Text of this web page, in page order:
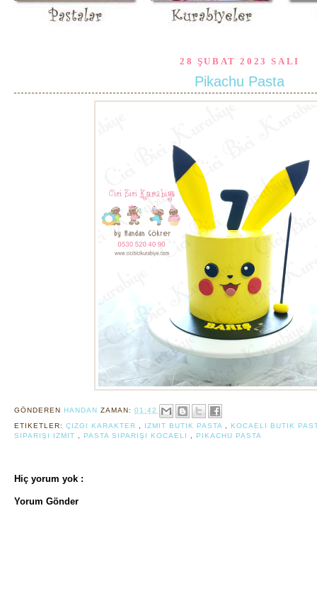
28 ŞUBAT 2023 SALI
Pikachu Pasta
GÖNDEREN HANDAN ZAMAN: 01:42
ETIKETLER: ÇIZGI KARAKTER IZMIT BUTIK PASTA
KOCAELI BUTIK
SIPARIŞI IZMIT
PASTA SIPARIŞI KOCAELI PIKACHU PASTA
Hiç yorum yok :
Yorum Gönder